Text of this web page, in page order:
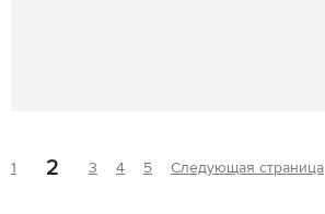
1 2 3 4 5 Следующая страница